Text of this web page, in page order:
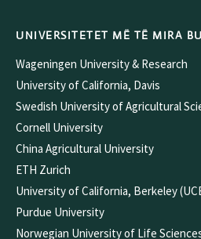
UNIVERSITETET MË TË MIRA
Wageningen University & Research
University of California, Davis
Swedish University of Agricultural
Cornell University
China Agricultural University
ETH Zurich
University of California, Berkeley
Purdue University
Norwegian University of Life